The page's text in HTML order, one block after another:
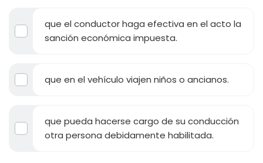
que el conductor haga efectiva en el acto la
sanción económica impuesta.
que en el vehículo viajen niños o ancianos.
que pueda hacerse cargo de su conducción
otra persona debidamente habilitada.